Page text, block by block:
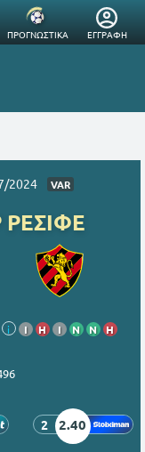
ΠΡΟΓΝΩΣΤΙΚΑ ΕΓΓΡΑΦΗ
2024 VAR
i Ι Η Ι Ν Ν Η
2 2.40